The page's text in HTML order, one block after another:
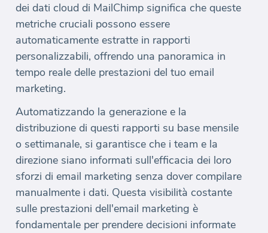
dei dati cloud di MailChimp significa che queste
metriche cruciali possono essere
automaticamente estratte in rapporti
personalizzabili, offrendo una panoramica in
tempo reale delle prestazioni del tuo email
marketing.
Automatizzando la generazione e la
distribuzione di questi rapporti su base mensile
o settimanale, si garantisce che i team e la
direzione siano informati sull'efficacia dei loro
sforzi di email marketing senza dover compilare
manualmente i dati. Questa visibilità costante
sulle prestazioni dell'email marketing è
fondamentale per prendere decisioni informate